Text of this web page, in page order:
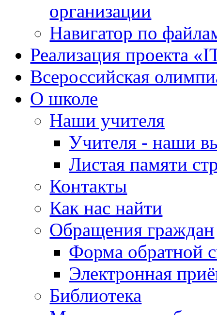
организации
Навигатор по
Реализация проекта
Всероссийская
О школе
Наши учителя
Учителя - наши
Листая памяти
Контакты
Как нас найти
Обращения граждан
Форма обратной
Электронная
Библиотека